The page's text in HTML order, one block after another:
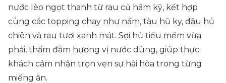
nước lèo ngọt thanh từ rau củ hầm kỹ, kết hợp
cùng các topping chay như nấm, tàu hũ ky, đậu hủ
chiên và rau tươi xanh mát. Sợi hủ tiếu mềm vừa
phải, thấm đẫm hương vị nước dùng, giúp thực
khách cảm nhận trọn vẹn sự hài hòa trong từng
miếng ăn.